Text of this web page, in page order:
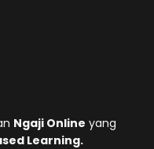
Ngaji Online yang
Learning.